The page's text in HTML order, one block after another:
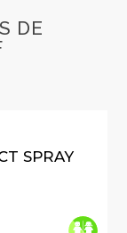
DE
SPRAY